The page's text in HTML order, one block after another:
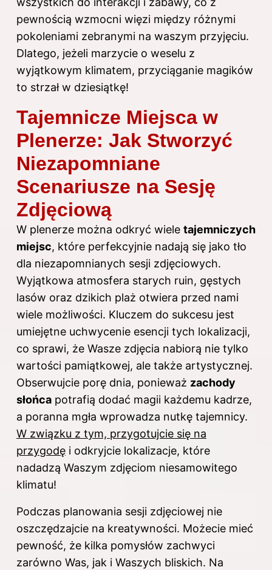
pewnością wzmocni więzi między różnymi
pokoleniami zebranymi na waszym przyjęciu.
Dlatego, jeżeli marzycie o weselu z
wyjątkowym klimatem, przyciąganie magików
to strzał w dziesiątkę!
Tajemnicze Miejsca w
Plenerze: Jak Stworzyć
Niezapomniane
Scenariusze na Sesję
Zdjęciową
W plenerze można odkryć wiele tajemniczych
miejsc, które perfekcyjnie nadają się jako tło
dla niezapomnianych sesji zdjęciowych.
Wyjątkowa atmosfera starych ruin, gęstych
lasów oraz dzikich plaż otwiera przed nami
wiele możliwości. Kluczem do sukcesu jest
umiejętne uchwycenie esencji tych lokalizacji,
co sprawi, że Wasze zdjęcia nabiorą nie tylko
wartości pamiątkowej, ale także artystycznej.
Obserwujcie porę dnia, ponieważ zachody
słońca potrafią dodać magii każdemu kadrze,
a poranna mgła wprowadza nutkę tajemnicy.
W związku z tym, przygotujcie się na
przygodę i odkryjcie lokalizacje, które
nadadzą Waszym zdjęciom niesamowitego
klimatu!
Podczas planowania sesji zdjęciowej nie
oszczędzajcie na kreatywności. Możecie mieć
pewność, że kilka pomysłów zachwyci
zarówno Was, jak i Waszych bliskich. Na